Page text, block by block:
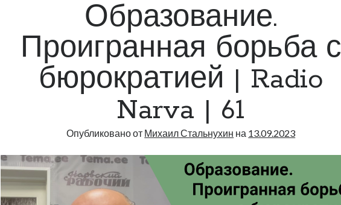
Narva
73
Образование.
Проигранная борьба с
бюрократией | Radio
Narva | 61
Опубликовано от Михаил Стальнухин на 13.09.2023